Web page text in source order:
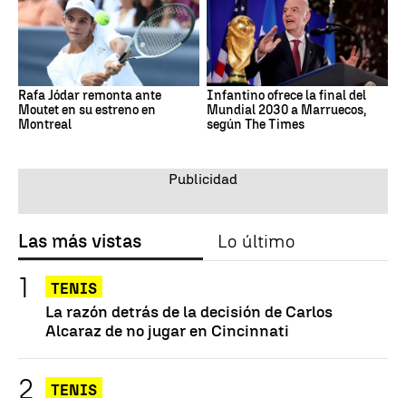
Rafa Jódar remonta ante
Moutet en su estreno en
Montreal
Infantino ofrece la final del
Mundial 2030 a Marruecos,
según The Times
Las más vistas Lo último
TENIS
La razón detrás de la decisión de Carlos
Alcaraz de no jugar en Cincinnati
TENIS